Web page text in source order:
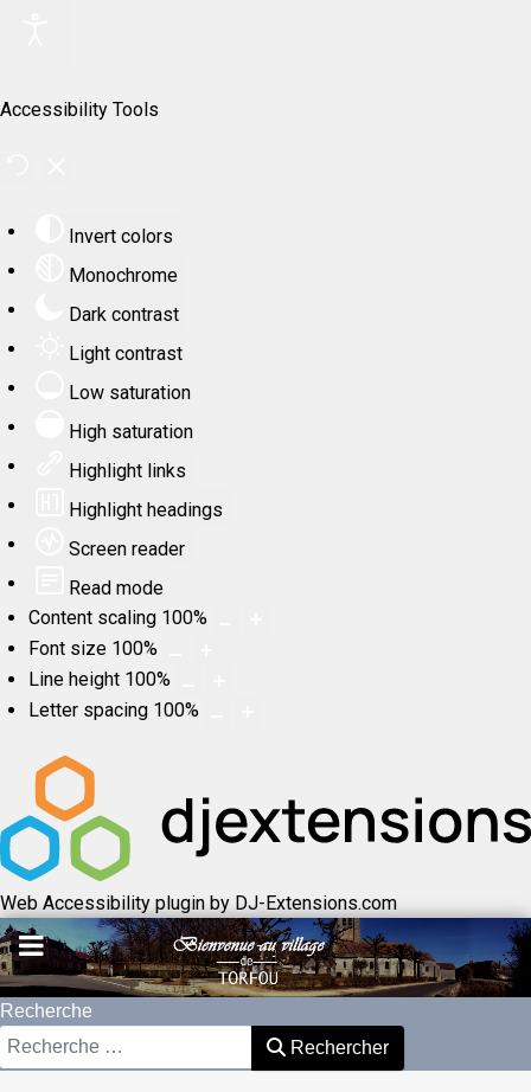
Accessibility Tools
Invert colors
Monochrome
Dark contrast
Light contrast
Low saturation
High saturation
Highlight links
Highlight headings
Screen reader
Read mode
Content scaling 100%
Font size 100%
Line height 100%
Letter spacing 100%
Web Accessibility plugin by DJ-Extensions.com
Recherche
Rechercher